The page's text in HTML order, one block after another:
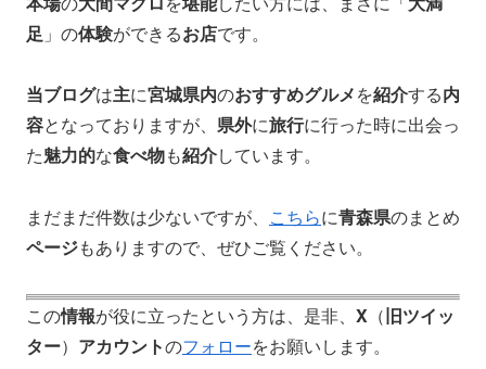
足 」の体験ができるお店です。
当ブログは主に宮城県内のおすすめグルメを紹介する内
容となっておりますが、 県外に旅行に行った時に出会っ
た魅力的な食べ物も紹介しています。
まだまだ件数は少ないですが、 こちらに青森県のまとめ
ページもありますので、ぜひご覧ください。
この情報が役に立ったという方は、是非、 X （旧ツイッ
ター） アカウントのフォローをお願いします。